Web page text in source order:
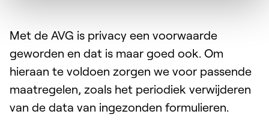
Met de AVG is privacy een voorwaarde
geworden en dat is maar goed ook. Om
hieraan te voldoen zorgen we voor passende
maatregelen, zoals het periodiek verwijderen
van de data van ingezonden formulieren.